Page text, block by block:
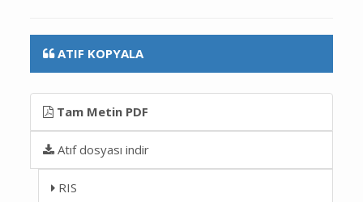
ATIF KOPYALA
Tam Metin PDF
Atıf dosyası indir
RIS